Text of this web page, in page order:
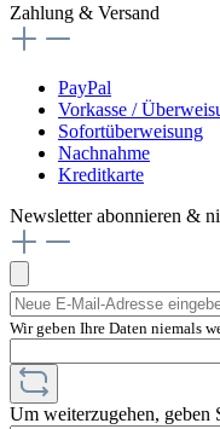
Zahlung & Versand
PayPal
Vorkasse /
Sofortüberweisung
Nachnahme
Kreditkarte
Newsletter abonnieren &
Wir geben Ihre Daten niemals
Um weiterzugehen, geben